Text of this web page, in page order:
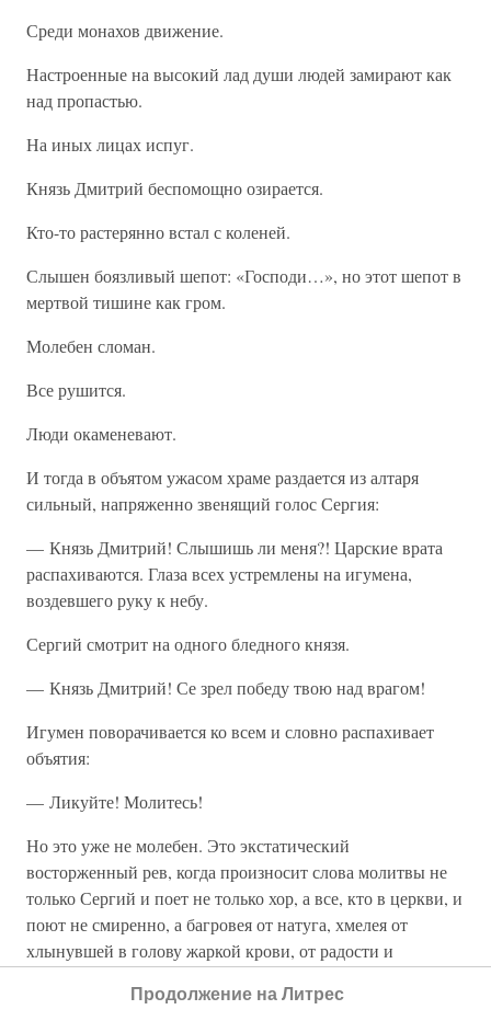
Среди монахов движение.
Настроенные на высокий лад души людей замирают как
над пропастью.
На иных лицах испуг.
Князь Дмитрий беспомощно озирается.
Кто-то растерянно встал с коленей.
Слышен боязливый шепот: «Господи…», но этот шепот в
мертвой тишине как гром.
Молебен сломан.
Все рушится.
Люди окаменевают.
И тогда в объятом ужасом храме раздается из алтаря
сильный, напряженно звенящий голос Сергия:
— Князь Дмитрий! Слышишь ли меня?! Царские врата
распахиваются. Глаза всех устремлены на игумена,
воздевшего руку к небу.
Сергий смотрит на одного бледного князя.
— Князь Дмитрий! Се зрел победу твою над врагом!
Игумен поворачивается ко всем и словно распахивает
объятия:
— Ликуйте! Молитесь!
Но это уже не молебен. Это экстатический
восторженный рев, когда произносит слова молитвы не
только Сергий и поет не только хор, а все, кто в церкви, и
поют не смиренно, а багровея от натуга, хмелея от
хлынувшей в голову жаркой крови, от радости и
Продолжение на Литрес